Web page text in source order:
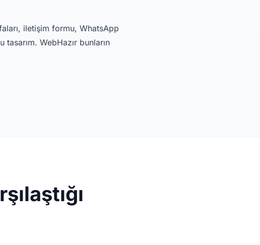
iletişim formu, WhatsApp
WebHazır bunların